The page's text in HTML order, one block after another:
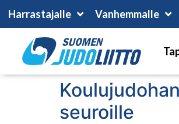
Harrastajalle Vanhemmalle
seuroille